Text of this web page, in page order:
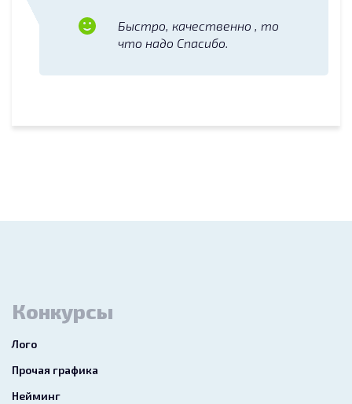
Быстро, качественно , то
что надо Спасибо.
Конкурсы
Лого
Прочая графика
Нейминг